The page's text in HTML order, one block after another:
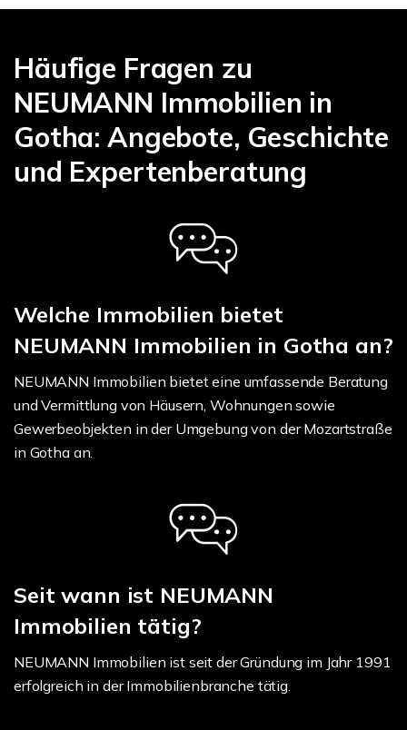
Häufige Fragen zu
NEUMANN Immobilien in
Gotha: Angebote, Geschichte
und Expertenberatung
Welche Immobilien bietet
NEUMANN Immobilien in Gotha an?
NEUMANN Immobilien bietet eine umfassende Beratung
und Vermittlung von Häusern, Wohnungen sowie
Gewerbeobjekten in der Umgebung von der Mozartstraße
in Gotha an.
Seit wann ist NEUMANN
Immobilien tätig?
NEUMANN Immobilien ist seit der Gründung im Jahr 1991
erfolgreich in der Immobilienbranche tätig.